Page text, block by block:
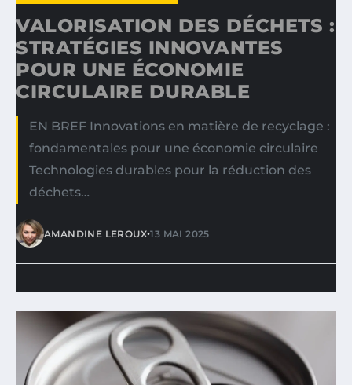
VALORISATION DES DÉCHETS :
STRATÉGIES INNOVANTES
POUR UNE ÉCONOMIE
CIRCULAIRE DURABLE
EN BREF Innovations en matière de recyclage :
fondamentales pour une économie circulaire
Technologies durables pour la réduction des
déchets…
AMANDINE LEROUX•13 MAI 2025